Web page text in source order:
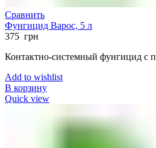
Сравнить
Фунгицид Варос, 5 л
375 грн
Контактно-системный фунгицид с
Add to wishlist
В корзину
Quick view